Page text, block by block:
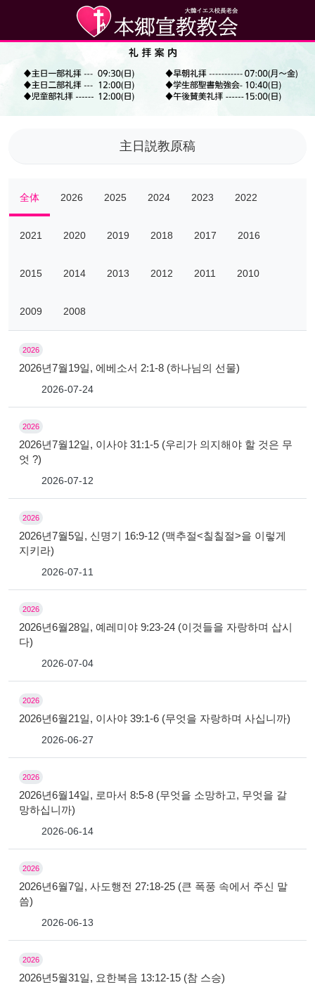
主日説教原稿
全体 2026 2025 2024 2023 2022
2021 2020 2019 2018 2017 2016
2015 2014 2013 2012 2011 2010
2009 2008
2026
2026년7월19일, 에베소서 2:1-8 (하나님의 선물)
2026-07-24
2026
2026년7월12일, 이사야 31:1-5 (우리가 의지해야 할 것은 무
엇 ?)
2026-07-12
2026
2026년7월5일, 신명기 16:9-12 (맥추절<칠칠절>을 이렇게
지키라)
2026-07-11
2026
2026년6월28일, 예레미야 9:23-24 (이것들을 자랑하며 삽시
다)
2026-07-04
2026
2026년6월21일, 이사야 39:1-6 (무엇을 자랑하며 사십니까)
2026-06-27
2026
2026년6월14일, 로마서 8:5-8 (무엇을 소망하고, 무엇을 갈
망하십니까)
2026-06-14
2026
2026년6월7일, 사도행전 27:18-25 (큰 폭풍 속에서 주신 말
씀)
2026-06-13
2026
2026년5월31일, 요한복음 13:12-15 (참 스승)